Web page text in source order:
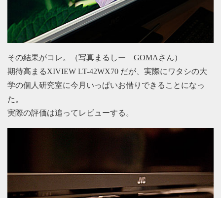
その結果がコレ。（写真まるしー GOMA さん）
期待高まるXIVIEW LT-42WX70 だが、実際にワタシの大
学の個人研究室に今月いっぱいお借りできることになっ
た。
実際の評価は追ってレビューする。